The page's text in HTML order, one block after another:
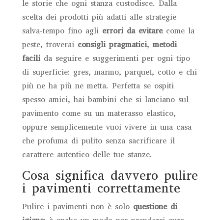
le storie che ogni stanza custodisce. Dalla
scelta dei prodotti più adatti alle strategie
salva-tempo fino agli errori da evitarecome la
peste, troverai consigli pragmatici, metodi
facilida seguire e suggerimenti per ogni tipo
di superficie: gres, marmo, parquet, cotto e chi
più ne ha più ne metta. Perfetta se ospiti
spesso amici, hai bambini che si lanciano sul
pavimento come su un materasso elastico,
oppure semplicemente vuoi vivere in una casa
che profuma di pulito senza sacrificare il
carattere autentico delle tue stanze.
Cosa significa davvero pulire
i pavimenti correttamente
Pulire i pavimenti non è solo questione di